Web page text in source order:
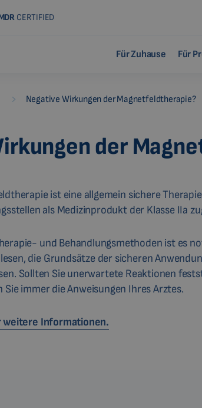
CERTIFIED
Für Zuhause Für
Negative Wirkungen der Magnetfeldtherapie?
der
ist eine allgemein sichere
als Medizinprodukt der Klasse IIa
und Behandlungsmethoden ist es
die Grundsätze der sicheren
Sollten Sie unerwartete Reaktionen
immer die Anweisungen Ihres Arztes.
weitere Informationen.